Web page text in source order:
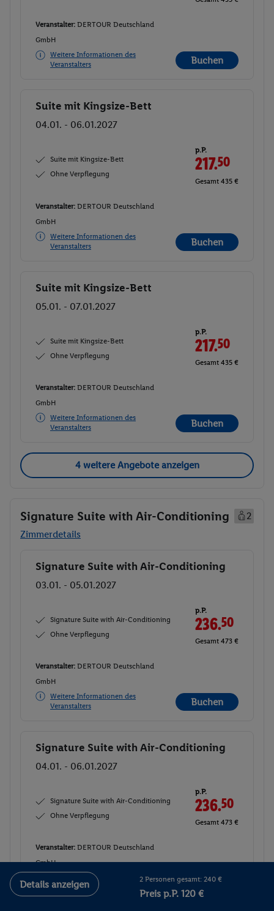
Veranstalter: DERTOUR Deutschland
GmbH
Weitere Informationen des
Veranstalters
Buchen
Buchen
Suite mit Kingsize-Bett
04.01. - 06.01.2027
Suite mit Kingsize-Bett
Ohne Verpflegung
p.P.
217.50
Gesamt 435 €
Veranstalter: DERTOUR Deutschland
GmbH
Weitere Informationen des
Veranstalters
Buchen
Buchen
Suite mit Kingsize-Bett
05.01. - 07.01.2027
Suite mit Kingsize-Bett
Ohne Verpflegung
p.P.
217.50
Gesamt 435 €
Veranstalter: DERTOUR Deutschland
GmbH
Weitere Informationen des
Veranstalters
Buchen
4 weitere Angebote anzeigen
Signature Suite with Air-Conditioning
2
Zimmerdetails
Buchen
Signature Suite with Air-Conditioning
03.01. - 05.01.2027
Signature Suite with Air-Conditioning
Ohne Verpflegung
p.P.
236.50
Gesamt 473 €
Veranstalter: DERTOUR Deutschland
GmbH
Weitere Informationen des
Veranstalters
Buchen
Buchen
Signature Suite with Air-Conditioning
04.01. - 06.01.2027
Signature Suite with Air-Conditioning
Ohne Verpflegung
p.P.
236.50
Gesamt 473 €
Veranstalter: DERTOUR Deutschland
GmbH
Weitere Informationen des
Veranstalters
Buchen
Details anzeigen 2 Personen gesamt: 240 €
Preis p.P. 120 €